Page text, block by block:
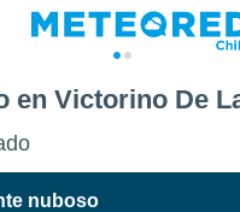
en Victorino De
nuboso